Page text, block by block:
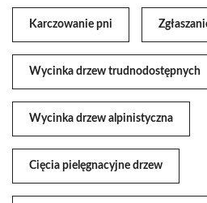
Karczowanie pni
Wycinka drzew trudnodostępnych
Wycinka drzew alpinistyczna
Cięcia pielęgnacyjne drzew